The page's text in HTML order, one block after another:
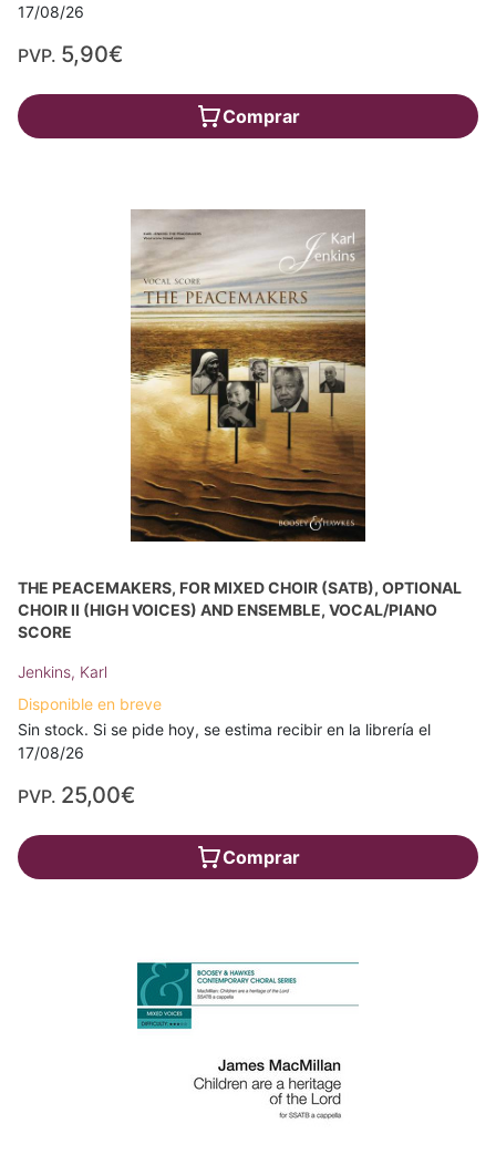
17/08/26
PVP. 5,90€
Comprar
THE PEACEMAKERS, FOR MIXED CHOIR (SATB), OPTIONAL
CHOIR II (HIGH VOICES) AND ENSEMBLE, VOCAL/PIANO
SCORE
Jenkins, Karl
Disponible en breve
Sin stock. Si se pide hoy, se estima recibir en la librería el
17/08/26
PVP. 25,00€
Comprar